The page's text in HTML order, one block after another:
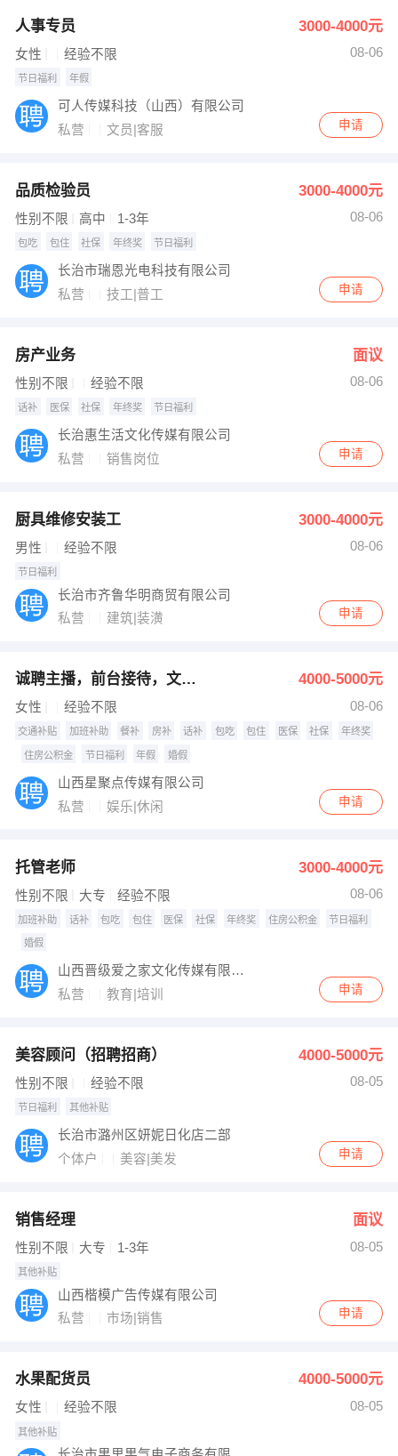
人事专员 3000-4000元
女性 经验不限 08-06
节日福利 年假
可人传媒科技（山西）有限公司
私营
文员|客服 申请
品质检验员 3000-4000元
性别不限 高中 1-3年 08-06
包吃 包住 社保 年终奖 节日福利
长治市瑞恩光电科技有限公司
私营
技工|普工 申请
房产业务 面议
性别不限 经验不限 08-06
话补 医保 社保 年终奖 节日福利
长治惠生活文化传媒有限公司
私营
销售岗位 申请
厨具维修安装工 3000-4000元
男性 经验不限 08-06
节日福利
长治市齐鲁华明商贸有限公司
私营
建筑|装潢 申请
诚聘主播，前台接待，文员，助理 4000-5000元
女性 经验不限 08-06
交通补贴 加班补助 餐补 房补 话补 包吃 包住 医保 社保 年终奖
住房公积金 节日福利 年假 婚假
山西星聚点传媒有限公司
私营
娱乐|休闲 申请
托管老师 3000-4000元
性别不限 大专 经验不限 08-06
加班补助 话补 包吃 包住 医保 社保 年终奖 住房公积金 节日福利
婚假
山西晋级爱之家文化传媒有限公司
私营
教育|培训 申请
美容顾问（招聘招商） 4000-5000元
性别不限 经验不限 08-05
节日福利 其他补贴
长治市潞州区妍妮日化店二部
个体户
美容|美发 申请
销售经理 面议
性别不限 大专 1-3年 08-05
其他补贴
山西楷模广告传媒有限公司
私营
市场|销售 申请
水果配货员 4000-5000元
女性 经验不限 08-05
其他补贴